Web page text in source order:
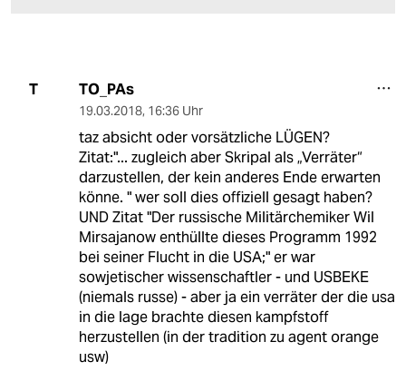
T TO_PAs
19.03.2018, 16:36 Uhr
taz absicht oder vorsätzliche LÜGEN?
Zitat:"... zugleich aber Skripal als „Verräter“
darzustellen, der kein anderes Ende erwarten
könne. " wer soll dies offiziell gesagt haben?
UND Zitat "Der russische Militärchemiker Wil
Mirsajanow enthüllte dieses Programm 1992
bei seiner Flucht in die USA;" er war
sowjetischer wissenschaftler - und USBEKE
(niemals russe) - aber ja ein verräter der die usa
in die lage brachte diesen kampfstoff
herzustellen (in der tradition zu agent orange
usw)